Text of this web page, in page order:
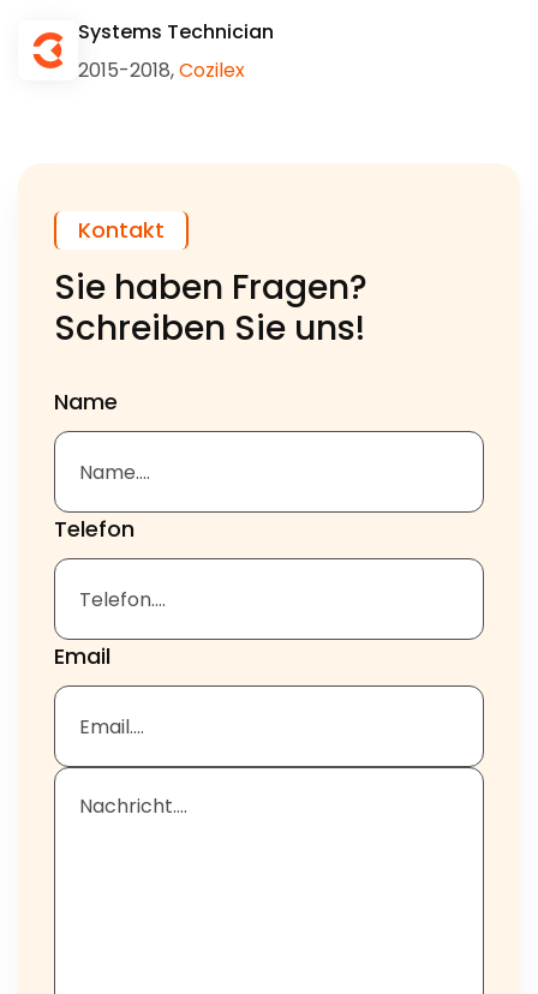
Systems Technician
2015-2018,Cozilex
Kontakt
Sie haben Fragen?
Schreiben Sie uns!
Name
Telefon
Email